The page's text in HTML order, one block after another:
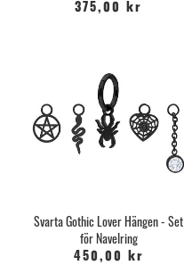
375,00 kr
Svarta Gothic Lover Hängen - Set
för Navelring
450,00 kr